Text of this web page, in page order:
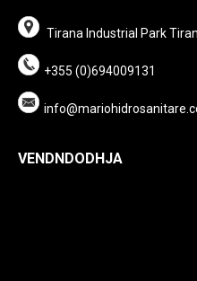
Tirana Industrial Park
+355 (0)694009131
VENDNDODHJA